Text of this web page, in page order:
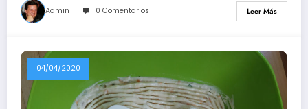
Admin 0 Comentarios Leer Más
04/04/2020